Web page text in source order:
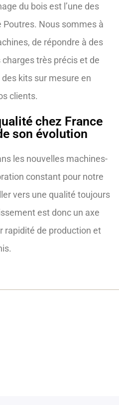
du bois est l’une des
Poutres. Nous sommes à
de répondre à des
très précis et de
kits sur mesure en
clients.
chez France
son évolution
les nouvelles machines-
constant pour notre
vers une qualité toujours
est donc un axe
rapidité de production et